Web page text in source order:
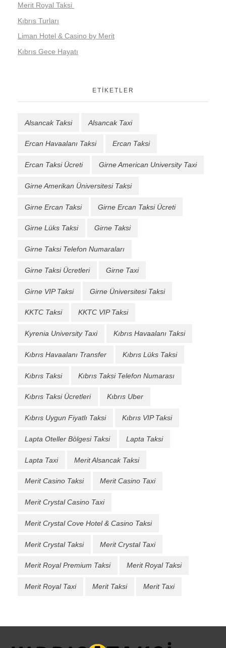
Merit Royal Taksi
Kıbrıs Turları
Liman Hotel & Casino by Merit
Kıbrıs Gece Hayatı
ETIKETLER
Alsancak Taksi Alsancak Taxi
Ercan Havaalanı Taksi Ercan Taksi
Ercan Taksi Ücreti Girne American University Taxi
Girne Amerikan Üniversitesi Taksi
Girne Ercan Taksi Girne Ercan Taksi Ücreti
Girne Lüks Taksi Girne Taksi
Girne Taksi Telefon Numaraları
Girne Taksi Ücretleri Girne Taxi
Girne VIP Taksi Girne Üniversitesi Taksi
KKTC Taksi KKTC VIP Taksi
Kyrenia University Taxi Kıbrıs Havaalanı Taksi
Kıbrıs Havaalanı Transfer Kıbrıs Lüks Taksi
Kıbrıs Taksi Kıbrıs Taksi Telefon Numarası
Kıbrıs Taksi Ücretleri Kıbrıs Uber
Kıbrıs Uygun Fiyatlı Taksi Kıbrıs VIP Taksi
Lapta Oteller Bölgesi Taksi Lapta Taksi
Lapta Taxi Merit Alsancak Taksi
Merit Casino Taksi Merit Casino Taxi
Merit Crystal Casino Taxi
Merit Crystal Cove Hotel & Casino Taksi
Merit Crystal Taksi Merit Crystal Taxi
Merit Royal Premium Taksi Merit Royal Taksi
Merit Royal Taxi Merit Taksi Merit Taxi